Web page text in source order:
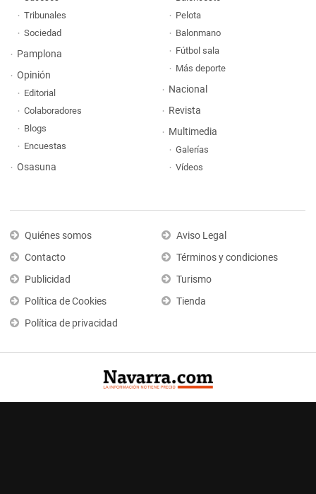
Tribunales
Sociedad
Pamplona
Opinión
Editorial
Colaboradores
Blogs
Encuestas
Osasuna
Pelota
Balonmano
Fútbol sala
Más deporte
Nacional
Revista
Multimedia
Galerías
Vídeos
Quiénes somos
Contacto
Publicidad
Política de Cookies
Política de privacidad
Aviso Legal
Términos y condiciones
Turismo
Tienda